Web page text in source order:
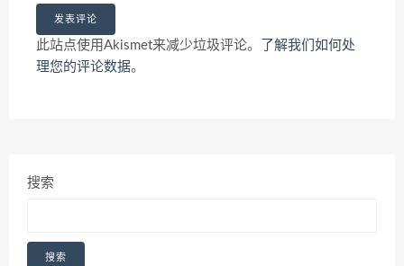
此站点使用Akismet来减少垃圾评论。
了解我们如何处
理您的评论数据。
搜索
搜索